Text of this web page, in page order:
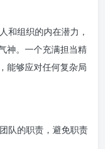
和组织的内在潜力，
神。一个充满担当精
能够应对任何复杂局
队的职责，避免职责